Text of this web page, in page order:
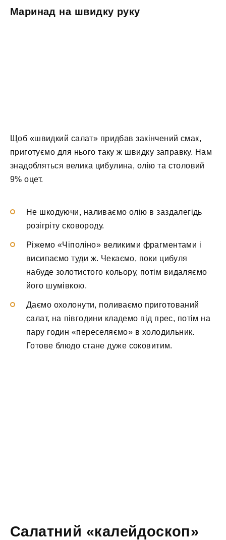
Маринад на швидку руку
Щоб «швидкий салат» придбав закінчений смак,
приготуємо для нього таку ж швидку заправку. Нам
знадобляться велика цибулина, олію та столовий
9% оцет.
Не шкодуючи, наливаємо олію в заздалегідь
розігріту сковороду.
Ріжемо «Чіполіно» великими фрагментами і
висипаємо туди ж. Чекаємо, поки цибуля
набуде золотистого кольору, потім видаляємо
його шумівкою.
Даємо охолонути, поливаємо приготований
салат, на півгодини кладемо під прес, потім на
пару годин «переселяємо» в холодильник.
Готове блюдо стане дуже соковитим.
Салатний «калейдоскоп»